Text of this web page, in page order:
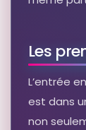
Les
L’entrée
est dans
non